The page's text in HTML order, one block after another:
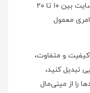
اختلاف رنگ محصول نهایی با عکس سایت بین ۱۰ تا ۲۰
معمول
و متفاوت،
تبدیل کنید،
را از مینی‌مال